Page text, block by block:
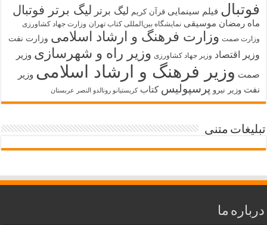
فوتبال فیلم سینمایی قرآن کریم لیگ برتر لیگ برتر فوتبال
ماه رمضان موسیقی نمایشگاه بین‌المللی کتاب تهران وزارت جهاد کشاورزی
وزارت صمت وزارت فرهنگ و ارشاد اسلامی وزارت نفت
وزیر اقتصاد وزیر جهاد کشاورزی وزیر راه و شهرسازی وزیر
صمت وزیر فرهنگ و ارشاد اسلامی وزیر
نفت وزیر نیرو پرسپولیس کتاب کریستیانو رونالدو النصر عربستان
تبلیغات متنی
درباره ما